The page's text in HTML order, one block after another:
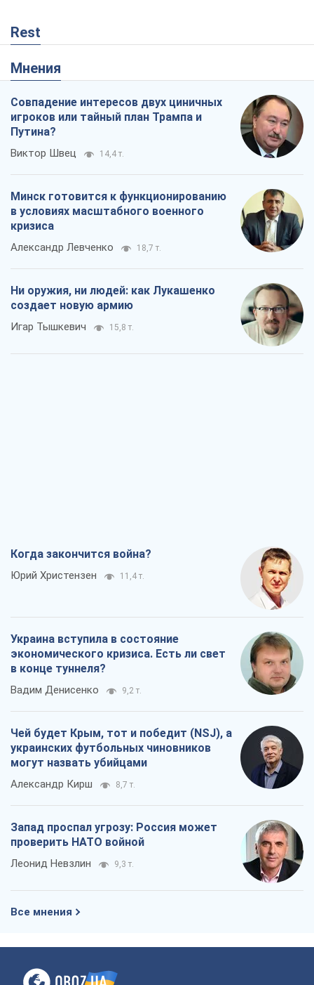
Rest
Мнения
Совпадение интересов двух циничных
игроков или тайный план Трампа и
Путина?
Виктор Швец 14,4 т.
Минск готовится к функционированию
в условиях масштабного военного
кризиса
Александр Левченко 18,7 т.
Ни оружия, ни людей: как Лукашенко
создает новую армию
Игар Тышкевич 15,8 т.
Когда закончится война?
Юрий Христензен 11,4 т.
Украина вступила в состояние
экономического кризиса. Есть ли свет
в конце туннеля?
Вадим Денисенко 9,2 т.
Чей будет Крым, тот и победит (NSJ), а
украинских футбольных чиновников
могут назвать убийцами
Александр Кирш 8,7 т.
Запад проспал угрозу: Россия может
проверить НАТО войной
Леонид Невзлин 9,3 т.
Все мнения